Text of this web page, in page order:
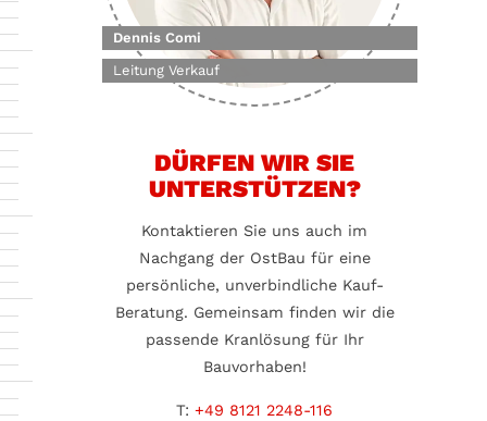
DÜRFEN WIR SIE
UNTERSTÜTZEN?
Kontaktieren Sie uns auch im
Nachgang der OstBau für eine
persönliche, unverbindliche Kauf-
Beratung. Gemeinsam finden wir die
passende Kranlösung für Ihr
Bauvorhaben!
T: +49 8121 2248-116
Dennis Comi
Leitung Verkauf